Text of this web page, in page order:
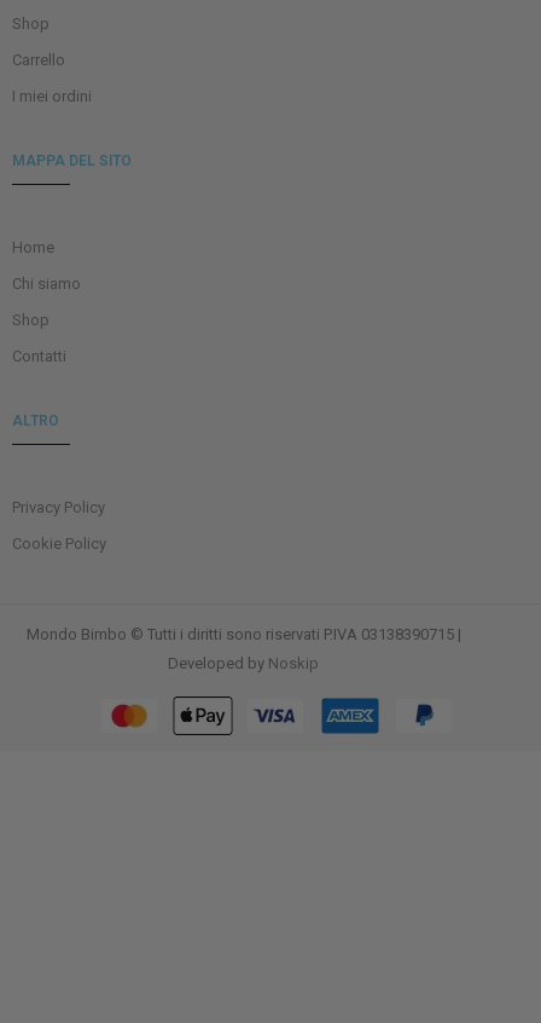
Shop
Carrello
I miei ordini
MAPPA DEL SITO
Home
Chi siamo
Shop
Contatti
ALTRO
Privacy Policy
Cookie Policy
Mondo Bimbo © Tutti i diritti sono riservati P.IVA 03138390715 |
Developed by Noskip